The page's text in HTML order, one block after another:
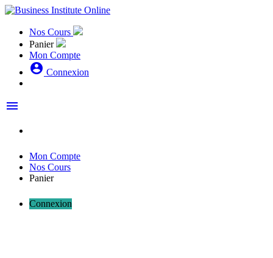
Nos Cours
Panier
Mon Compte
account_circle Connexion
menu
Mon Compte
Nos Cours
Panier
Connexion